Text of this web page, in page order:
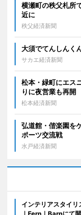
横瀬町の秩父札所
近に
秩父経済新聞
大須でてんしんく
サカエ経済新聞
松本・緑町にエス
りに夜営業も再開
松本経済新聞
弘道館・偕楽園を
ポーツ交流戦
水戸経済新聞
インテリアスタイ